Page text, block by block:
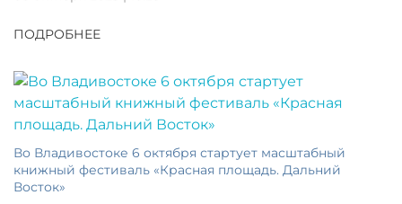
ПОДРОБНЕЕ
Во Владивостоке 6 октября стартует масштабный
книжный фестиваль «Красная площадь. Дальний
Восток»